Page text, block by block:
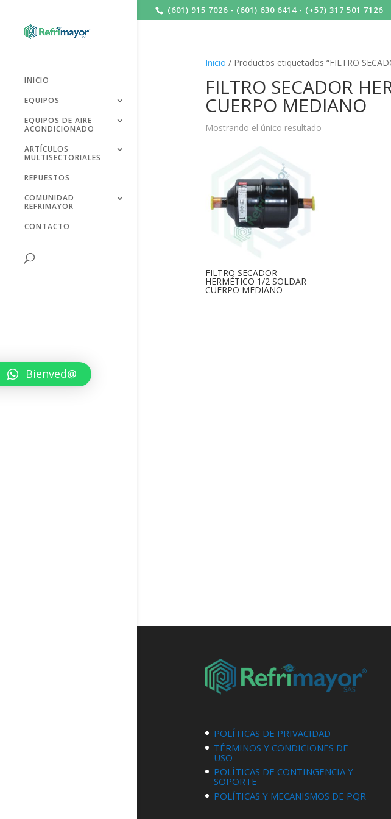
(601) 915 7026 - (601) 630 6414 - (+57) 317 501 7126
INICIO
EQUIPOS
EQUIPOS DE AIRE
ACONDICIONADO
ARTÍCULOS
MULTISECTORIALES
REPUESTOS
COMUNIDAD
REFRIMAYOR
CONTACTO
Inicio / Productos etiquetados “FILTRO
FILTRO SECADOR
CUERPO MEDIANO
Mostrando el único resultado
FILTRO SECADOR
HERMÉTICO 1/2 SOLDAR
CUERPO MEDIANO
POLÍTICAS DE PRIVACIDAD
TÉRMINOS Y CONDICIONES DE
USO
POLÍTICAS DE CONTINGENCIA Y
SOPORTE
POLÍTICAS Y MECANISMOS DE PQR
Bienved@